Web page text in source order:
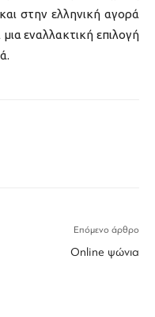
στην ελληνική αγορά
μια εναλλακτική επιλογή
Επόμενο άρθρο
Οnline ψώνια